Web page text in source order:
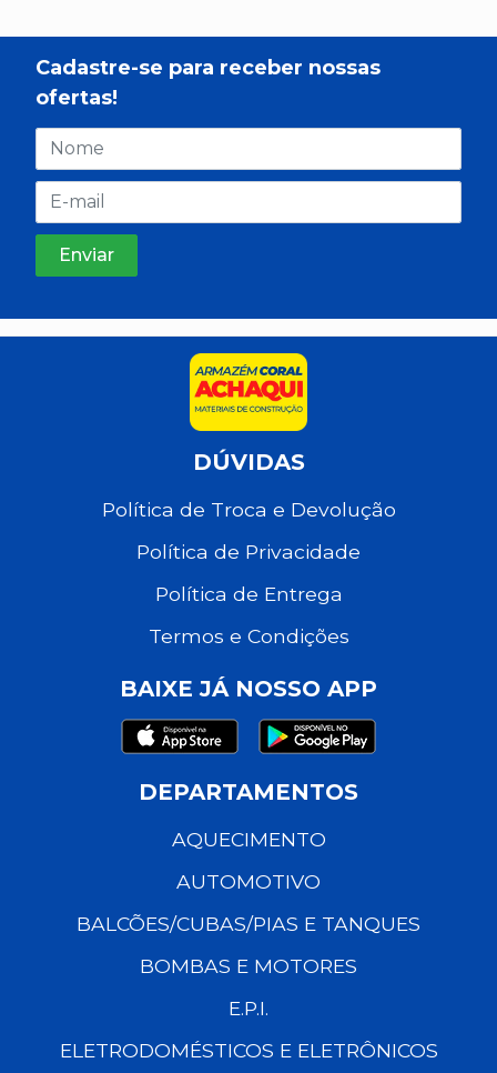
Cadastre-se para receber nossas
ofertas!
DÚVIDAS
Política de Troca e Devolução
Política de Privacidade
Política de Entrega
Termos e Condições
BAIXE JÁ NOSSO APP
DEPARTAMENTOS
AQUECIMENTO
AUTOMOTIVO
BALCÕES/CUBAS/PIAS E TANQUES
BOMBAS E MOTORES
E.P.I.
ELETRODOMÉSTICOS E ELETRÔNICOS